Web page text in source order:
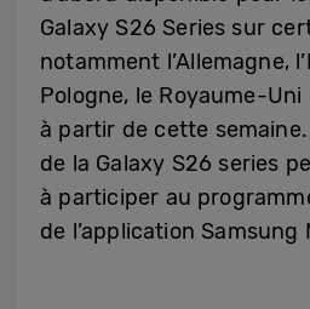
Galaxy S26 Series sur
notamment l’Allemagne,
Pologne, le Royaume-
à partir de cette
de la Galaxy S26 series
à participer au
de l’application Samsung